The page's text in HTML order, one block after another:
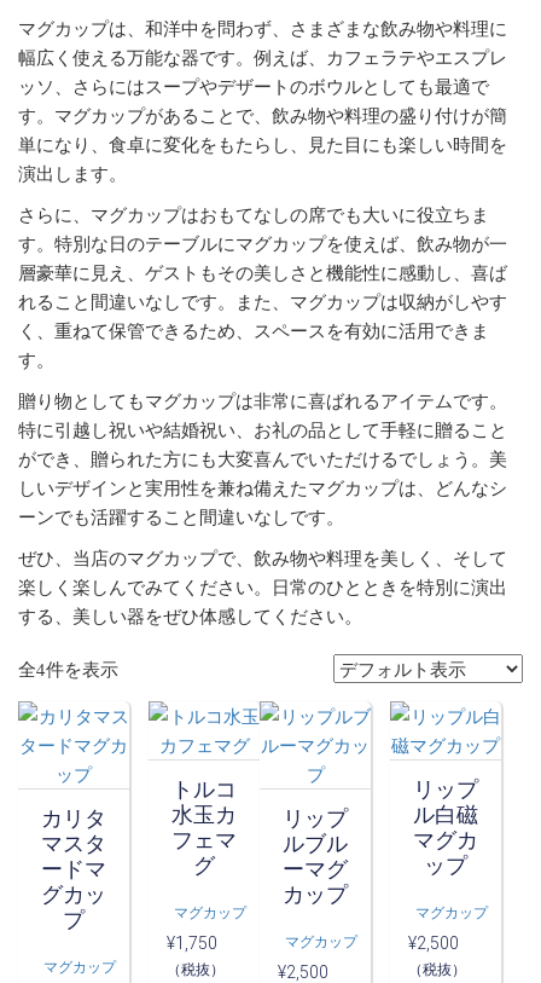
マグカップは、和洋中を問わず、さまざまな飲み物や料理に
幅広く使える万能な器です。例えば、カフェラテやエスプレ
ッソ、さらにはスープやデザートのボウルとしても最適で
す。マグカップがあることで、飲み物や料理の盛り付けが簡
単になり、食卓に変化をもたらし、見た目にも楽しい時間を
演出します。
さらに、マグカップはおもてなしの席でも大いに役立ちま
す。特別な日のテーブルにマグカップを使えば、飲み物が一
層豪華に見え、ゲストもその美しさと機能性に感動し、喜ば
れること間違いなしです。また、マグカップは収納がしやす
く、重ねて保管できるため、スペースを有効に活用できま
す。
贈り物としてもマグカップは非常に喜ばれるアイテムです。
特に引越し祝いや結婚祝い、お礼の品として手軽に贈ること
ができ、贈られた方にも大変喜んでいただけるでしょう。美
しいデザインと実用性を兼ね備えたマグカップは、どんなシ
ーンでも活躍すること間違いなしです。
ぜひ、当店のマグカップで、飲み物や料理を美しく、そして
楽しく楽しんでみてください。日常のひとときを特別に演出
する、美しい器をぜひ体感してください。
全4件を表示
カリタ
マスタ
ードマ
グカッ
プ
マグカップ
トルコ
水玉カ
フェマ
グ
マグカップ
¥1,750
（税抜）
リップ
ルブル
ーマグ
カップ
マグカップ
¥2,500
リップ
ル白磁
マグカ
ップ
マグカップ
¥2,500
（税抜）